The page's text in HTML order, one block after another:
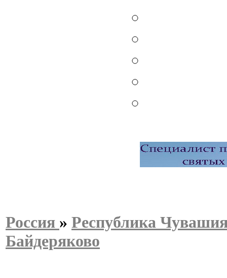
Россия » Республика
Байдеряково